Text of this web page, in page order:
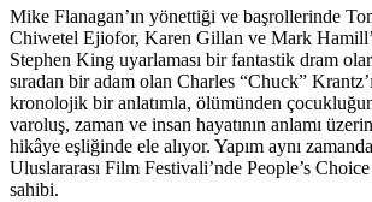
Mike Flanagan’ın yönettiği ve başrollerinde
Chiwetel Ejiofor, Karen Gillan ve Mark
Stephen King uyarlaması bir fantastik dram
sıradan bir adam olan Charles “Chuck”
kronolojik bir anlatımla, ölümünden
varoluş, zaman ve insan hayatının anlamı
hikâye eşliğinde ele alıyor. Yapım aynı
Uluslararası Film Festivali’nde People’s
sahibi.